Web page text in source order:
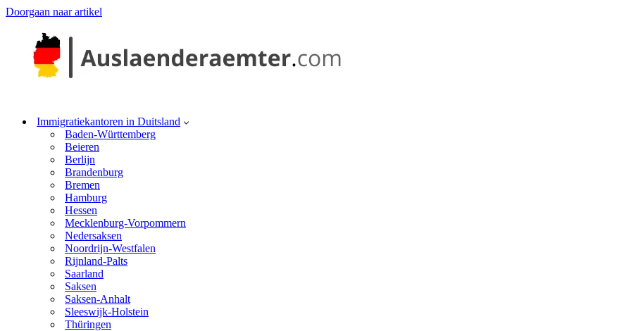
Doorgaan naar artikel
Immigratiekantoren in Duitsland
Baden-Württemberg
Beieren
Berlijn
Brandenburg
Bremen
Hamburg
Hessen
Mecklenburg-Vorpommern
Nedersaksen
Noordrijn-Westfalen
Rijnland-Palts
Saarland
Saksen
Saksen-Anhalt
Sleeswijk-Holstein
Thüringen